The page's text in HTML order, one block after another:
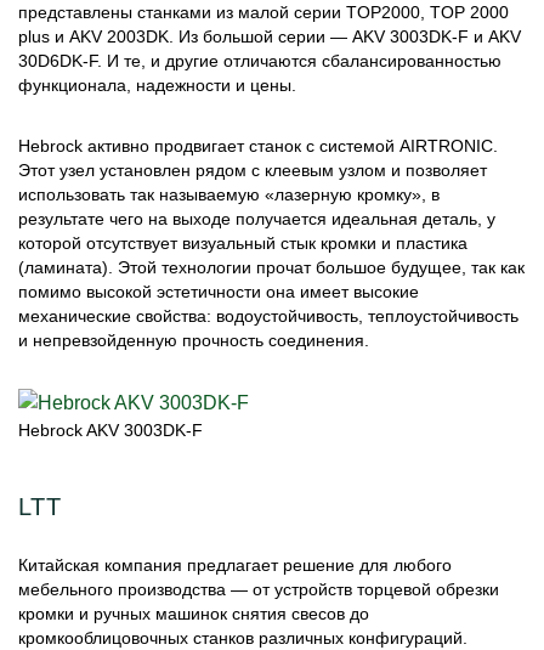
представлены станками из малой серии TOP2000, TOP 2000
plus и AKV 2003DK. Из большой серии — AKV 3003DK-F и AKV
30D6DK-F. И те, и другие отличаются сбалансированностью
функционала, надежности и цены.
Hebrock активно продвигает станок с системой AIRTRONIC.
Этот узел установлен рядом с клеевым узлом и позволяет
использовать так называемую «лазерную кромку», в
результате чего на выходе получается идеальная деталь, у
которой отсутствует визуальный стык кромки и пластика
(ламината). Этой технологии прочат большое будущее, так как
помимо высокой эстетичности она имеет высокие
механические свойства: водоустойчивость, теплоустойчивость
и непревзойденную прочность соединения.
Hebrock AKV 3003DK-F
LTT
Китайская компания предлагает решение для любого
мебельного производства — от устройств торцевой обрезки
кромки и ручных машинок снятия свесов до
кромкооблицовочных станков различных конфигураций.